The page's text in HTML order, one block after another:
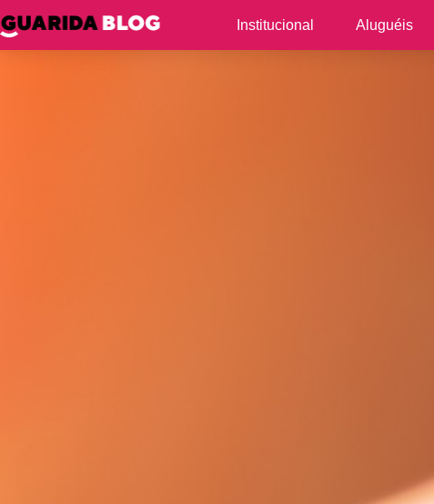
Institucional Aluguéis